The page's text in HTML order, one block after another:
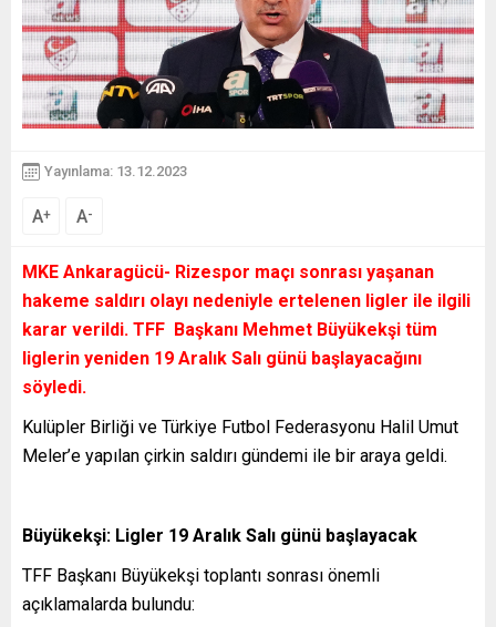
Yayınlama: 13.12.2023
A+ A-
MKE Ankaragücü- Rizespor maçı sonrası yaşanan
hakeme saldırı olayı nedeniyle ertelenen ligler ile ilgili
karar verildi. TFF Başkanı Mehmet Büyükekşi tüm
liglerin yeniden 19 Aralık Salı günü başlayacağını
söyledi.
Kulüpler Birliği ve Türkiye Futbol Federasyonu Halil Umut
Meler’e yapılan çirkin saldırı gündemi ile bir araya geldi.
Büyükekşi: Ligler 19 Aralık Salı günü başlayacak
TFF Başkanı Büyükekşi toplantı sonrası önemli
açıklamalarda bulundu: